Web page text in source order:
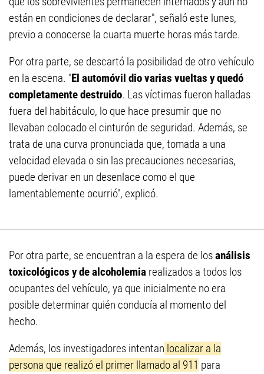
están en condiciones de declarar", señaló este lunes,
previo a conocerse la cuarta muerte horas más tarde.
Por otra parte, se descartó la posibilidad de otro vehículo
en la escena. "El automóvil dio varias vueltas y quedó
completamente destruido. Las víctimas fueron halladas
fuera del habitáculo, lo que hace presumir que no
llevaban colocado el cinturón de seguridad. Además, se
trata de una curva pronunciada que, tomada a una
velocidad elevada o sin las precauciones necesarias,
puede derivar en un desenlace como el que
lamentablemente ocurrió", explicó.
Por otra parte, se encuentran a la espera de losanálisis
toxicológicos y de alcoholemia realizados a todos los
ocupantes del vehículo, ya que inicialmente no era
posible determinar quién conducía al momento del
hecho.
Además, los investigadores intentan localizar a la
persona que realizó el primer llamado al 911 para